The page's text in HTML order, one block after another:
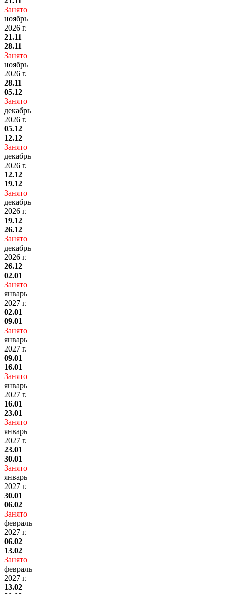
Занято
ноябрь
2026 г.
21.11
28.11
Занято
ноябрь
2026 г.
28.11
05.12
Занято
декабрь
2026 г.
05.12
12.12
Занято
декабрь
2026 г.
12.12
19.12
Занято
декабрь
2026 г.
19.12
26.12
Занято
декабрь
2026 г.
26.12
02.01
Занято
январь
2027 г.
02.01
09.01
Занято
январь
2027 г.
09.01
16.01
Занято
январь
2027 г.
16.01
23.01
Занято
январь
2027 г.
23.01
30.01
Занято
январь
2027 г.
30.01
06.02
Занято
февраль
2027 г.
06.02
13.02
Занято
февраль
2027 г.
13.02